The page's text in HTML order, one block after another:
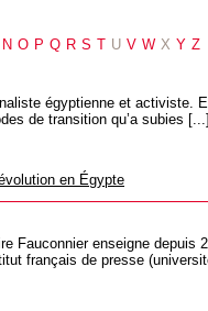
N O P Q R S T U V W X Y Z
égyptienne et activiste.
de transition qu’a subies [...]
en Égypte
Fauconnier enseigne depuis
français de presse